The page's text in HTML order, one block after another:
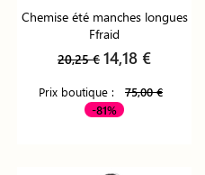
Chemise été manches longues
Ffraid
20,25 € 14,18 €
Prix boutique :
75,00 €
-81%